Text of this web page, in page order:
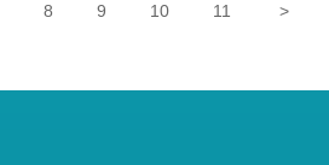
8 9 10 11 >